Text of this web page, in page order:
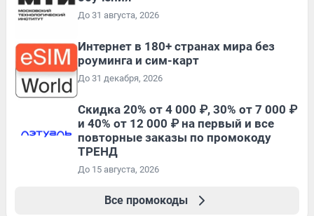
До 31 августа, 2026
Интернет в 180+ странах мира без
роуминга и сим-карт
До 31 декабря, 2026
Скидка 20% от 4 000 ₽, 30% от 7 000 ₽
и 40% от 12 000 ₽ на первый и все
повторные заказы по промокоду
ТРЕНД
До 15 августа, 2026
Все промокоды